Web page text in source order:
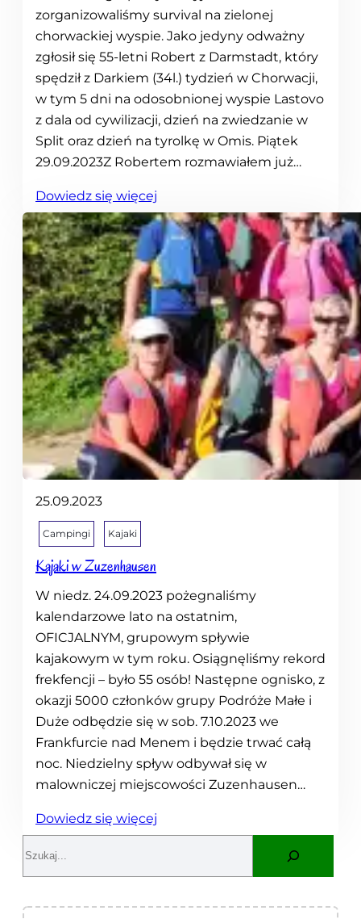
e
s
i
e
zorganizowaliśmy survival na zielonej
chorwackiej wyspie. Jako jedyny odważny
zgłosił się 55-letni Robert z Darmstadt, który
spędził z Darkiem (34l.) tydzień w Chorwacji,
w tym 5 dni na odosobnionej wyspie Lastovo
z dala od cywilizacji, dzień na zwiedzanie w
Split oraz dzień na tyrolkę w Omis. Piątek
29.09.2023Z Robertem rozmawiałem już…
Dowiedz się więcej
W
y
j
a
z
d
s
u
r
v
i
v
a
o
C
h
o
r
w
a
c
j
i
25.09.2023
Campingi Kajaki
Kajaki w Zuzenhausen
W niedz. 24.09.2023 pożegnaliśmy
kalendarzowe lato na ostatnim,
OFICJALNYM, grupowym spływie
kajakowym w tym roku. Osiągnęliśmy rekord
frekfencji – było 55 osób! Następne ognisko, z
okazji 5000 członków grupy Podróże Małe i
Duże odbędzie się w sob. 7.10.2023 we
Frankfurcie nad Menem i będzie trwać całą
noc. Niedzielny spływ odbywał się w
malowniczej miejscowości Zuzenhausen…
Dowiedz się więcej
K
j
r